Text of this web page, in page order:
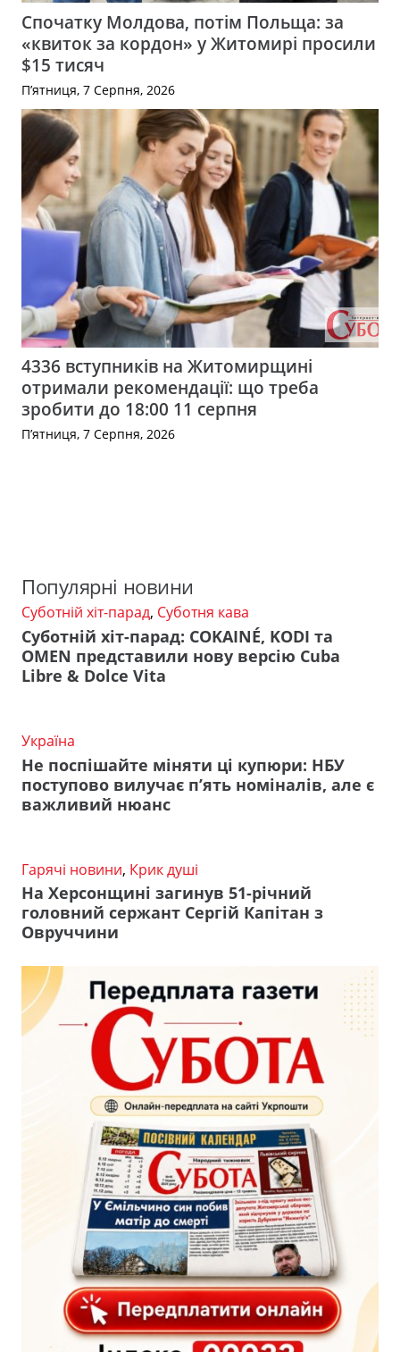
Спочатку Молдова, потім Польща: за
«квиток за кордон» у Житомирі просили
$15 тисяч
П’ятниця, 7 Серпня, 2026
4336 вступників на Житомирщині
отримали рекомендації: що треба
зробити до 18:00 11 серпня
П’ятниця, 7 Серпня, 2026
Популярні новини
Суботній хіт-парад, Суботня кава
Суботній хіт-парад: COKAINÉ, KODI та
OMEN представили нову версію Cuba
Libre & Dolce Vita
Україна
Не поспішайте міняти ці купюри: НБУ
поступово вилучає п’ять номіналів, але є
важливий нюанс
Гарячі новини, Крик душі
На Херсонщині загинув 51-річний
головний сержант Сергій Капітан з
Овруччини